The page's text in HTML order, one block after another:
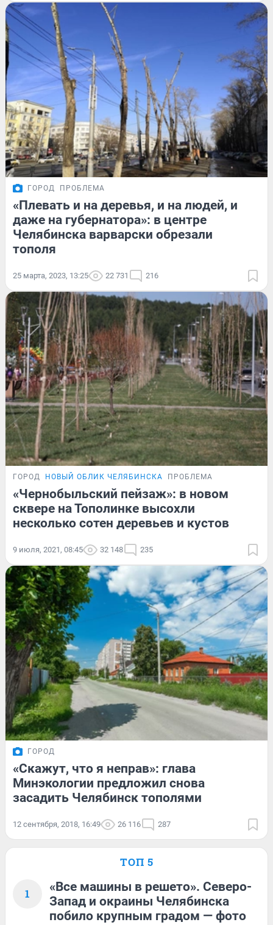
ГОРОД ПРОБЛЕМА
«Плевать и на деревья, и на людей, и
даже на губернатора»: в центре
Челябинска варварски обрезали
тополя
25 марта, 2023, 13:25 22 731 216
ГОРОД НОВЫЙ ОБЛИК ЧЕЛЯБИНСКА ПРОБЛЕМА
«Чернобыльский пейзаж»: в новом
сквере на Тополинке высохли
несколько сотен деревьев и кустов
9 июля, 2021, 08:45 32 148 235
ГОРОД
«Скажут, что я неправ»: глава
Минэкологии предложил снова
засадить Челябинск тополями
12 сентября, 2018, 16:49 26 116 287
ТОП 5
1
«Все машины в решето». Северо-
Запад и окраины Челябинска
побило крупным градом — фото